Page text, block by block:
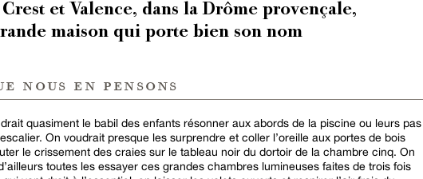
et Valence, dans la Drôme provençale,
maison qui porte bien son nom
nous en pensons
quasiment le babil des enfants résonner aux abords de la piscine ou leurs pas
On voudrait presque les surprendre et coller l’oreille aux portes de bois
le crissement des craies sur le tableau noir du dortoir de la chambre cinq. On
toutes les essayer ces grandes chambres lumineuses faites de trois fois